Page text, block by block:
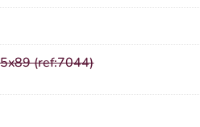
(ref:7044)